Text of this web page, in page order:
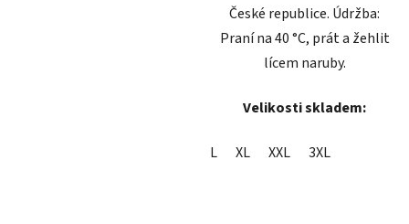
České republice. Údržba:
Praní na 40 °C, prát a žehlit
lícem naruby.
Velikosti skladem:
L XL XXL 3XL